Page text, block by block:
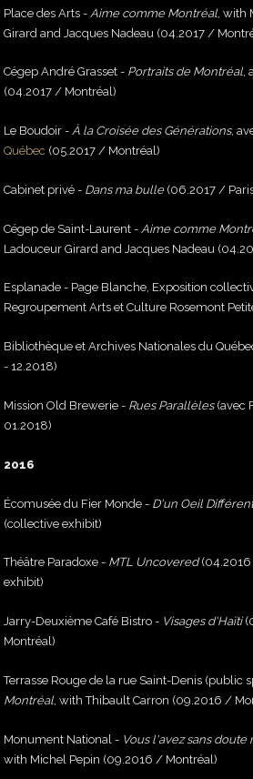
Place des Arts - Aime comme Montréal , with
Girard and Jacques Nadeau (04.2017 /
Cégep André Grasset - Portraits de Montréal,
(04.2017 / Montréal)
Le Boudoir -À la Croisée des Générations,
Québec (05.2017 / Montréal)
Cabinet privé - Dans ma bulle(06.2017 /
Cégep de Saint-Laurent - Aime comme
Ladouceur Girard and Jacques Nadeau
Esplanade - Page Blanche, Exposition
Regroupement Arts et Culture Rosemont
Bibliothèque et Archives Nationales du
- 12.2018)
Mission Old Brewerie - Rues Parallèles(avec
01.2018)
2016
Écomusée du Fier Monde - D'un Oeil
(collective exhibit)
Théâtre Paradoxe - MTL Uncovered(04.2016
exhibit)
Jarry-Deuxième Café Bistro - Visages d'Haïti
Montréal)
Terrasse Rouge de la rue Saint-Denis (public
Montréal, with Thibault Carron (09.2016 /
Monument National - Vous l'avez sans doute
with Michel Pepin (09.2016 / Montréal)